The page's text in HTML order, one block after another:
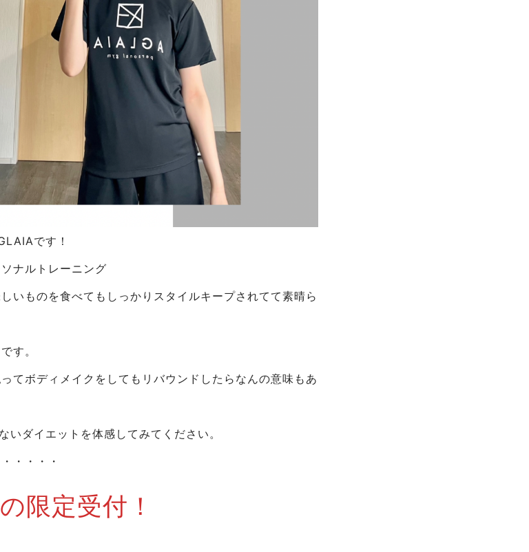
です！
ナルトレーニング
いものを食べてもしっかりスタイルキープされてて素晴ら
す。
てボディメイクをしてもリバウンドしたらなんの意味もあ
ダイエットを体感してみてください。
・・・・
限定受付！